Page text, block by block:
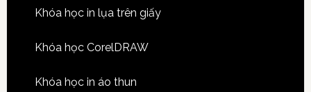
Khóa học in lụa trên giấy
Khóa học CorelDRAW
Khóa học in áo thun